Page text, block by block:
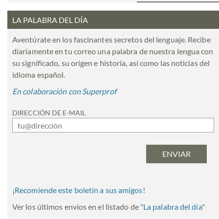
LA PALABRA DEL DÍA
Aventúrate en los fascinantes secretos del lenguaje. Recibe
diariamente en tu correo una palabra de nuestra lengua con
su significado, su origen e historia, así como las noticias del
idioma español.
En colaboración con Superprof
DIRECCIÓN DE E-MAIL
¡Recomiende este boletín a sus amigos!
Ver los últimos envíos en el listado de "La palabra del día"